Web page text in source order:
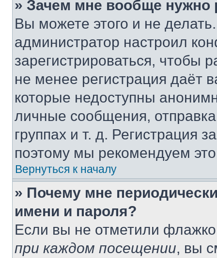
» Зачем мне вообще нужно
Вы можете этого и не
администратор настроил
зарегистрироваться, чтобы
не менее регистрация даёт
которые недоступны
личные сообщения,
группах и т. д. Регистрация
поэтому мы рекомендуем
Вернуться к началу
» Почему мне
имени и пароля?
Если вы не отметили
при каждом посещении, вы